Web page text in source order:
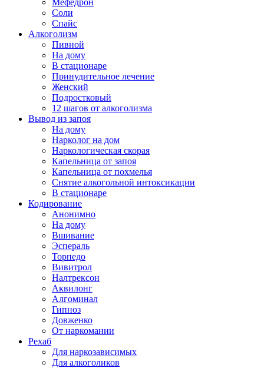
Мефедрон
Соли
Спайс
Алкоголизм
Пивной
На дому
В стационаре
Принудительное лечение
Женский
Подростковый
12 шагов от алкоголизма
Вывод из запоя
На дому
Нарколог на дом
Наркологическая скорая
Капельница от запоя
Капельница от похмелья
Снятие алкогольной интоксикации
В стационаре
Кодирование
Анонимно
На дому
Вшивание
Эспераль
Торпедо
Вивитрол
Налтрексон
Аквилонг
Алгоминал
Гипноз
Довженко
От наркомании
Рехаб
Для наркозависимых
Для алкоголиков